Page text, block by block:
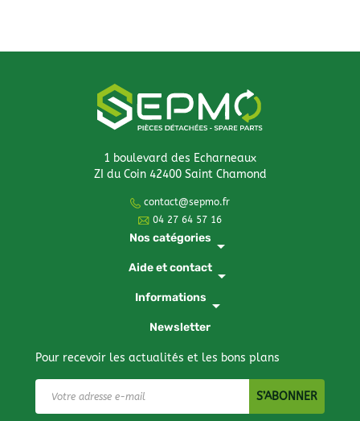
1 boulevard des Echarneaux
ZI du Coin 42400 Saint Chamond
contact@sepmo.fr
04 27 64 57 16
Nos catégories arrow_drop_down
Aide et contact arrow_drop_down
Informations arrow_drop_down
Newsletter
Pour recevoir les actualités et les bons plans